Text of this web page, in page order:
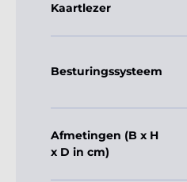
Kaartlezer
Besturingssysteem
Afmetingen (B x H
x D in cm)